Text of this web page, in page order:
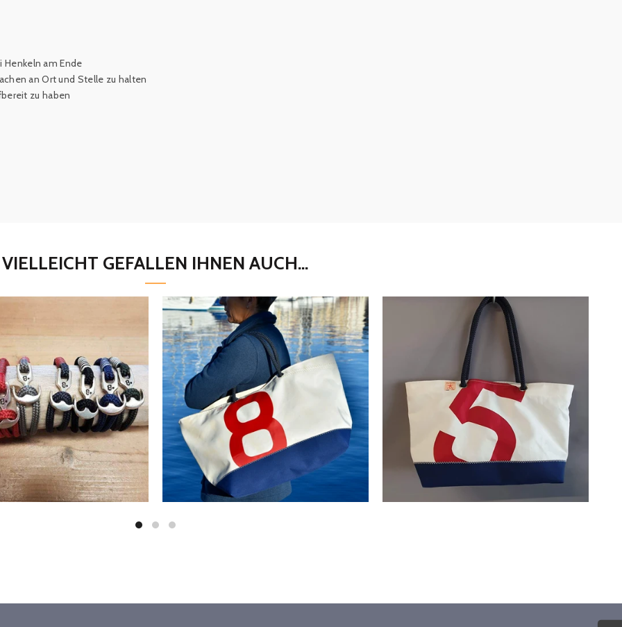
am Ende
an Ort und Stelle zu halten
zu haben
VIELLEICHT GEFALLEN IHNEN AUCH...